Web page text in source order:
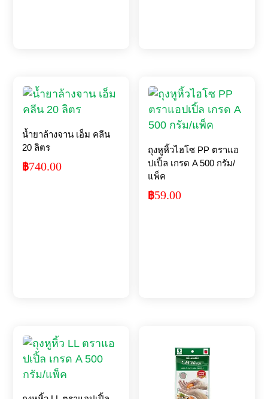
น้ำยาล้างจาน เอ็ม คลีน
20 ลิตร
฿740.00
ถุงหูหิ้วไฮโซ PP ตราแอ
ปเปิ้ล เกรด A 500 กรัม/
แพ็ค
฿59.00